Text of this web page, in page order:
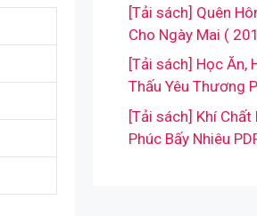
[Tải sách] Quên
Cho Ngày Mai (
[Tải sách] Học Ăn,
Thấu Yêu Thương
[Tải sách] Khí Chất
Phúc Bấy Nhiêu